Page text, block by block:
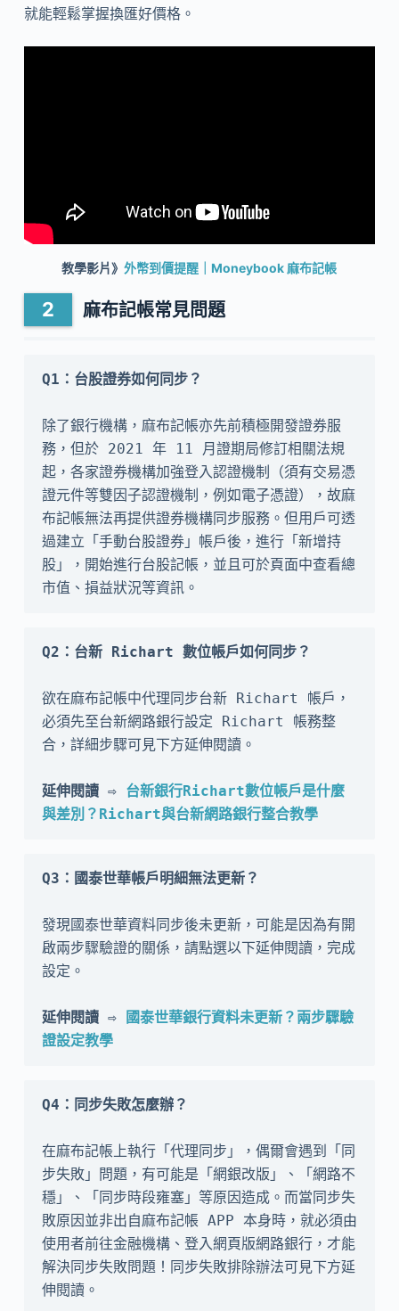
就能輕鬆掌握換匯好價格。
教學影片》外幣到價提醒｜Moneybook 麻布記帳
麻布記帳常見問題
除了銀行機構，麻布記帳亦先前積極開發證券服
務，但於 2021 年 11 月證期局修訂相關法規
起，各家證券機構加強登入認證機制（須有交易憑
證元件等雙因子認證機制，例如電子憑證），故麻
布記帳無法再提供證券機構同步服務。但用戶可透
過建立「手動台股證券」帳戶後，進行「新增持
股」，開始進行台股記帳，並且可於頁面中查看總
市值、損益狀況等資訊。
Q2：台新 Richart 數位帳戶如何同步？
欲在麻布記帳中代理同步台新 Richart 帳戶，
必須先至台新網路銀行設定 Richart 帳務整
合，詳細步驟可見下方延伸閱讀。
延伸閱讀 ⇨ 台新銀行Richart數位帳戶是什麼
與差別？Richart與台新網路銀行整合教學
Q3：國泰世華帳戶明細無法更新？
發現國泰世華資料同步後未更新，可能是因為有開
啟兩步驟驗證的關係，請點選以下延伸閱讀，完成
設定。
延伸閱讀 ⇨
國泰世華銀行資料未更新？兩步驟驗
證設定教學
Q4：同步失敗怎麼辦？
在麻布記帳上執行「代理同步」，偶爾會遇到「同
步失敗」問題，有可能是「網銀改版」、「網路不
穩」、「同步時段雍塞」等原因造成。而當同步失
敗原因並非出自麻布記帳 APP 本身時，就必須由
使用者前往金融機構、登入網頁版網路銀行，才能
解決同步失敗問題！同步失敗排除辦法可見下方延
伸閱讀。